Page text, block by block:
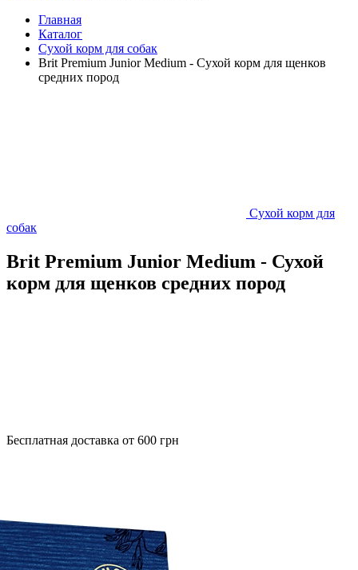
Главная
Каталог
Сухой корм для собак
Brit Premium Junior Medium - Сухой корм для щенков
средних пород
Сухой корм для
собак
Brit Premium Junior Medium - Сухой
корм для щенков средних пород
Бесплатная доставка от 600 грн